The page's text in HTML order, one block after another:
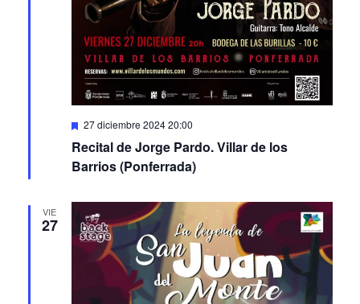
Featured
27 diciembre 2024 20:00
Recital de Jorge Pardo. Villar de los
Barrios (Ponferrada)
VIE
27